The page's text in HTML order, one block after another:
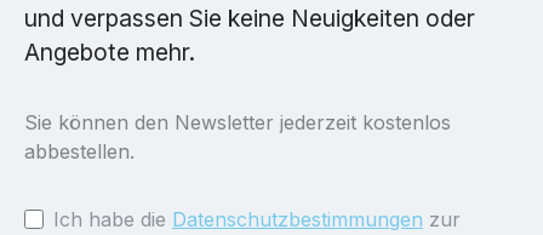
und verpassen Sie keine Neuigkeiten oder
Angebote mehr.
Sie können den Newsletter jederzeit kostenlos
abbestellen.
Ich habe die Datenschutzbestimmungen zur